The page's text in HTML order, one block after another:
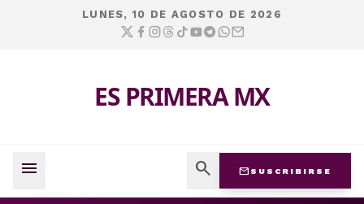
LUNES, 10 DE AGOSTO DE 2026
ES PRIMERA MX
menu search mail SUSCRIBIRSE